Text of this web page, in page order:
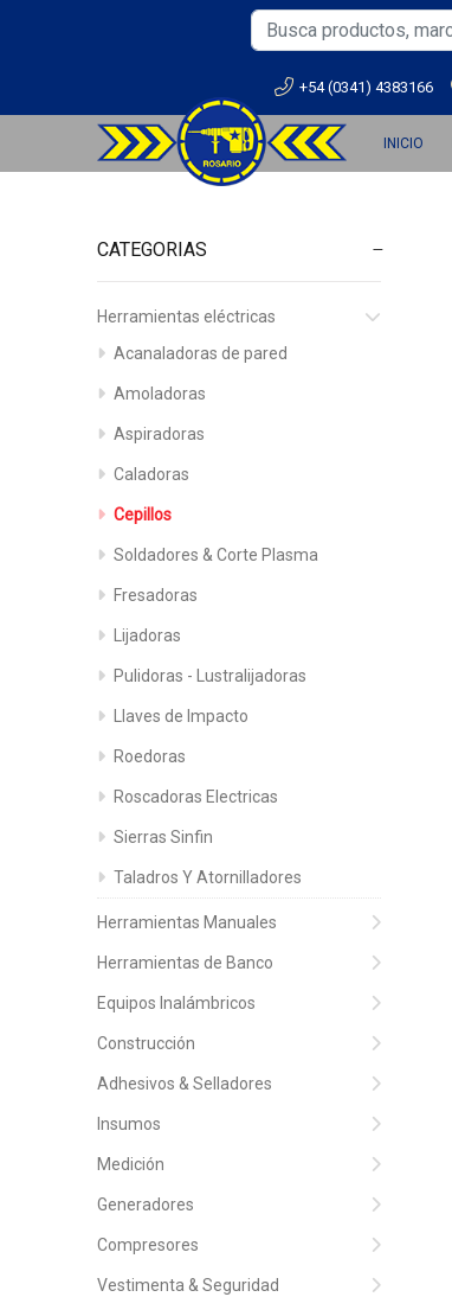
+54 (0341) 4383166
INICIO
CATEGORIAS
Herramientas eléctricas
Acanaladoras de pared
Amoladoras
Aspiradoras
Caladoras
Cepillos
Soldadores & Corte Plasma
Fresadoras
Lijadoras
Pulidoras - Lustralijadoras
Llaves de Impacto
Roedoras
Roscadoras Electricas
Sierras Sinfin
Taladros Y Atornilladores
Herramientas Manuales
Herramientas de Banco
Equipos Inalámbricos
Construcción
Adhesivos & Selladores
Insumos
Medición
Generadores
Compresores
Vestimenta & Seguridad